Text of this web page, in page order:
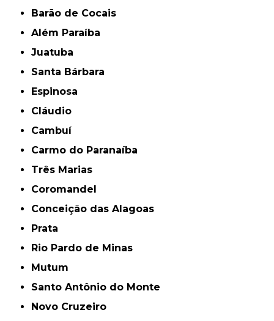
Barão de Cocais
Além Paraíba
Juatuba
Santa Bárbara
Espinosa
Cláudio
Cambuí
Carmo do Paranaíba
Três Marias
Coromandel
Conceição das Alagoas
Prata
Rio Pardo de Minas
Mutum
Santo Antônio do Monte
Novo Cruzeiro